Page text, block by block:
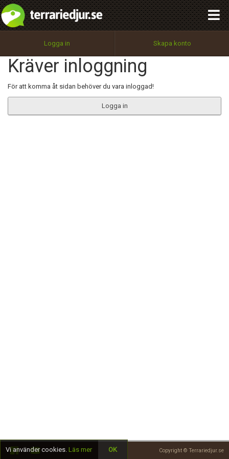
Logga in Skapa konto
Kräver inloggning
För att komma åt sidan behöver du vara inloggad!
Logga in
Copyright © Terrariedjur.se
Utför
100%
OK
integritetspolicy
Namn:
Epost:
Begär nytt lösenord
Tillbaka till förstasidan
Vi använder cookies. Läs mer OK